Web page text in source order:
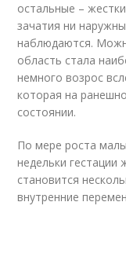
остальные –
зачатия ни
наблюдаются.
область стала
немного возрос
которая на
состоянии.
По мере роста
недельки
становится
внутренние